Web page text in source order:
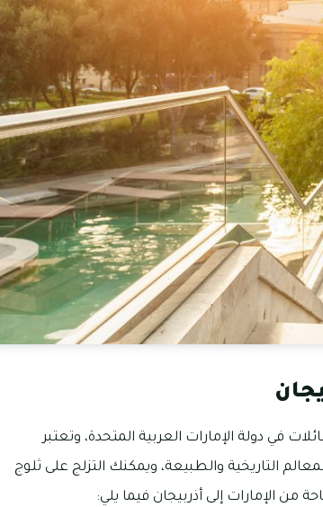
في دولة الإمارات العربية المتحدة، وتعتبر
التاريخية والطبيعة، ويمكنك التزلج على ثلوج
من الإمارات إلى أذربيجان فيما يلي: